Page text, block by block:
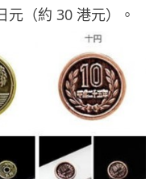
（約 30 港元）。